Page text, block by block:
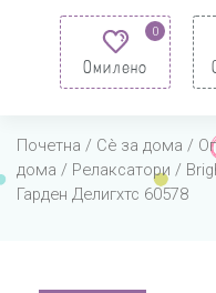
0
Омилено
Почетна / Сè за дома /
дома / Релаксатори /
Гарден Делигхтс 60578